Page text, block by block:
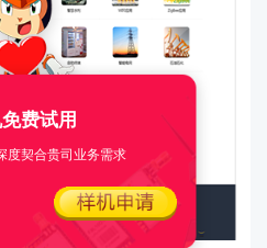
费试用
度契合贵司业务需求